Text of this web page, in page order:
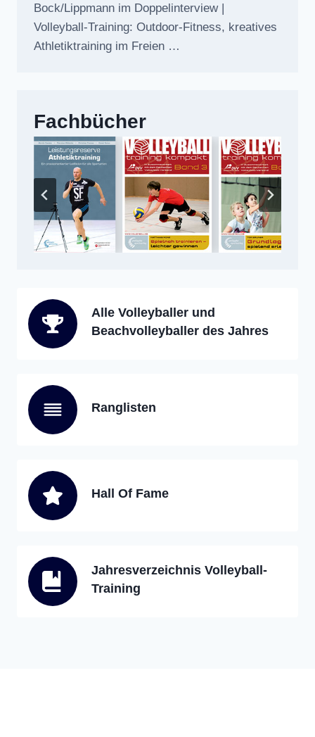
Bock/Lippmann im Doppelinterview |
Volleyball-Training: Outdoor-Fitness, kreatives
Athletiktraining im Freien …
Fachbücher
Alle Volleyballer und
Beachvolleyballer des Jahres
Ranglisten
Hall Of Fame
Jahresverzeichnis Volleyball-
Training